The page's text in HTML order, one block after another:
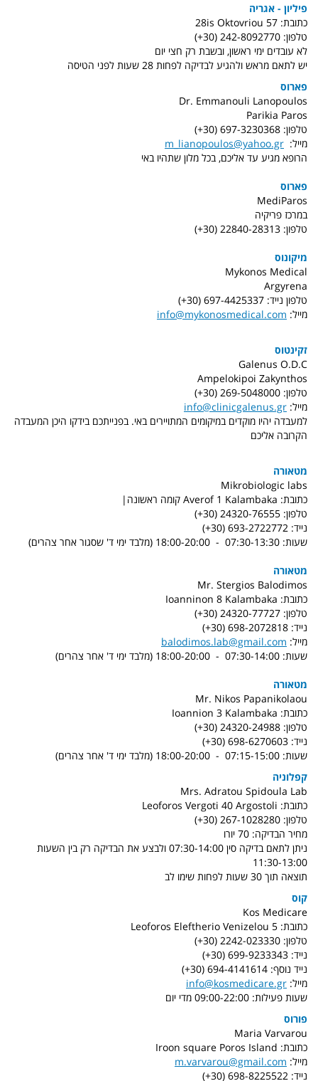
פיליון - אגריה
כתובת: 28is Oktovriou 57
טלפון: 242-8092770 (30+)
לא עובדים ימי ראשון, ובשבת רק חצי יום
יש לתאם מראש ולהגיע לבדיקה לפחות 28 שעות לפני הטיסה
פארוס
Dr. Emmanouli Lanopoulos
Parikia Paros
טלפון: 697-3230368 (30+)
מייל: m_lianopoulos@yahoo.gr
הרופא מגיע עד אליכם, בכל מלון שתהיו באי
פארוס
MediParos
במרכז פריקיה
טלפון: 22840-28313 (30+)
מיקונוס
Mykonos Medical
Argyrena
טלפון נייד: 697-4425337 (30+)
מייל: info@mykonosmedical.com
זקינטוס
Galenus O.D.C
Ampelokipoi Zakynthos
טלפון: 269-5048000 (30+)
מייל: info@clinicgalenus.gr
למעבדה יהיו מוקדים במיקומים המתויירים באי. בפנייתכם בידקו היכן המעבדה
הקרובה אליכם
מטאורה
Mikrobiologic labs
כתובת: Averof 1 Kalambaka קומה ראשונה|
טלפון: 24320-76555 (30+)
נייד: 693-2722772 (30+)
שעות: 07:30-13:30 - 18:00-20:00 (מלבד ימי ד' שסגור אחר צהרים)
מטאורה
Mr. Stergios Balodimos
כתובת: Ioanninon 8 Kalambaka
טלפון: 24320-77727 (30+)
נייד: 698-2072818 (30+)
מייל: balodimos.lab@gmail.com
שעות: 07:30-14:00 - 18:00-20:00 (מלבד ימי ד' אחר צהרים)
מטאורה
Mr. Nikos Papanikolaou
כתובת: Ioannion 3 Kalambaka
טלפון: 24320-24988 (30+)
נייד: 698-6270603 (30+)
שעות: 07:15-15:00 - 18:00-20:00 (מלבד ימי ד' אחר צהרים)
קפלוניה
Mrs. Adratou Spidoula Lab
כתובת: Leoforos Vergoti 40 Argostoli
טלפון: 267-1028280 (30+)
מחיר הבדיקה: 70 יורו
ניתן לתאם בדיקה סין 07:30-14:00 ולבצע את הבדיקה רק בין השעות
11:30-13:00
תוצאה תוך 30 שעות לפחות שימו לב
קוס
Kos Medicare
כתובת: Leoforos Eleftherio Venizelou 5
טלפון: 2242-023330 (30+)
נייד: 699-9233343 (30+)
נייד נוסף: 694-4141614 (30+)
מייל: info@kosmedicare.gr
שעות פעילות: 09:00-22:00 מדי יום
פורוס
Maria Varvarou
כתובת: Iroon square Poros Island
מייל: m.varvarou@gmail.com
נייד: 698-8225522 (30+)